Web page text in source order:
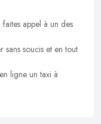
appel à un des
sans soucis et en tout
ligne un taxi à